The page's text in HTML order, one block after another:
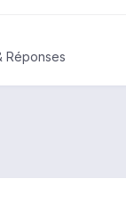
Réponses